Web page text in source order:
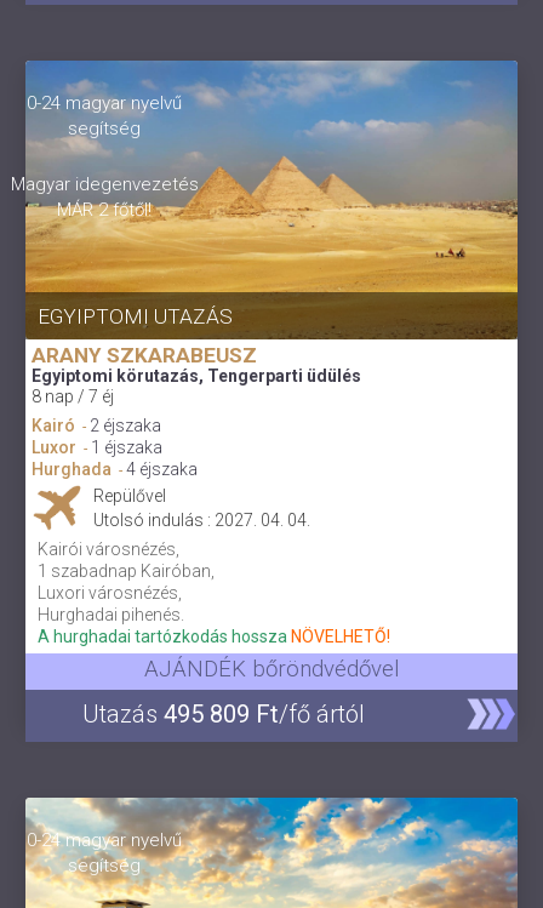
EGYIPTOMI UTAZÁS
0-24 magyar nyelvű
segítség
Magyar idegenvezetés
MÁR 2 főtől!
ARANY SZKARABEUSZ
Egyiptomi körutazás, Tengerparti üdülés
8 nap / 7 éj
Kairó - 2 éjszaka
Luxor - 1 éjszaka
Hurghada - 4 éjszaka
Repülővel
Utolsó indulás : 2027. 04. 04.
Kairói városnézés,
1 szabadnap Kairóban,
Luxori városnézés,
Hurghadai pihenés.
A hurghadai tartózkodás hossza NÖVELHETŐ!
AJÁNDÉK bőröndvédővel
Utazás 495 809 Ft/fő ártól
0-24 magyar nyelvű
segítség